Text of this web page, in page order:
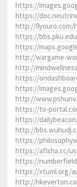
https://
https://
http://9youro.com/
https://
https://
http://wargame-
http://
https://
https://
http://
https://to-
https://
http://
https://
https://afisha.cc/
https://
https://xtuml.org/
http://